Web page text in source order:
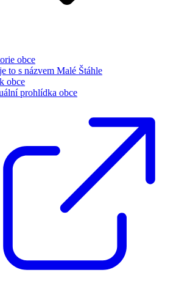
obce
to s názvem Malé Štáhle
obce
prohlídka obce